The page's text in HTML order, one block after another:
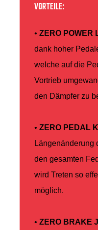
VORTEILE:
• ZERO POWER
dank hoher
welche auf die
Vortrieb
den Dämpfer zu
• ZERO PEDAL
Längenänderung
den gesamten
wird Treten so
möglich.
• ZERO BRAKE